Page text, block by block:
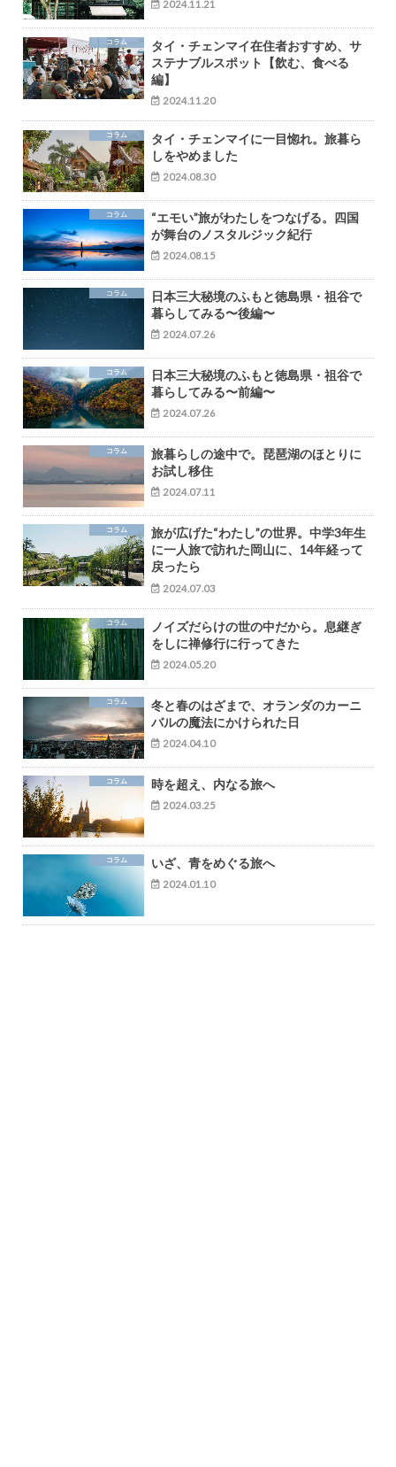
2024.11.21
コラム
タイ・チェンマイ在住者おすすめ、サ
ステナブルスポット【飲む、食べる
編】
2024.11.20
コラム
タイ・チェンマイに一目惚れ。旅暮ら
しをやめました
2024.08.30
コラム
“エモい”旅がわたしをつなげる。四国
が舞台のノスタルジック紀行
2024.08.15
コラム
日本三大秘境のふもと徳島県・祖谷で
暮らしてみる〜後編〜
2024.07.26
コラム
日本三大秘境のふもと徳島県・祖谷で
暮らしてみる〜前編〜
2024.07.26
コラム
旅暮らしの途中で。琵琶湖のほとりに
お試し移住
2024.07.11
コラム
旅が広げた“わたし”の世界。中学3年生
に一人旅で訪れた岡山に、14年経って
戻ったら
2024.07.03
コラム
ノイズだらけの世の中だから。息継ぎ
をしに禅修行に行ってきた
2024.05.20
コラム
冬と春のはざまで、オランダのカーニ
バルの魔法にかけられた日
2024.04.10
コラム 時を超え、内なる旅へ
2024.03.25
コラム いざ、青をめぐる旅へ
2024.01.10